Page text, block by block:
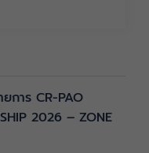
การ CR-PAO
2026 – ZONE